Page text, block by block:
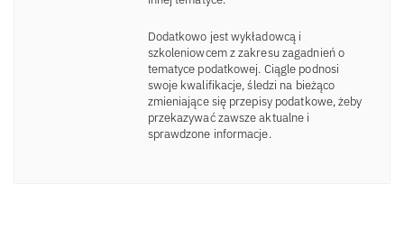
Dodatkowo jest wykładowcą i
szkoleniowcem z zakresu zagadnień o
tematyce podatkowej. Ciągle podnosi
swoje kwalifikacje, śledzi na bieżąco
zmieniające się przepisy podatkowe, żeby
przekazywać zawsze aktualne i
sprawdzone informacje.